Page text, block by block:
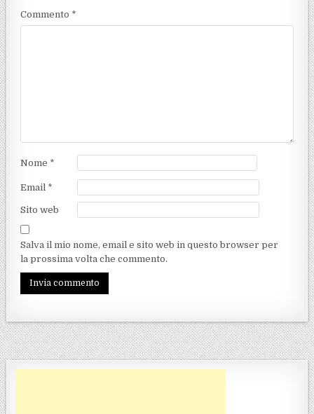
Commento *
Nome *
Email *
Sito web
Salva il mio nome, email e sito web in questo browser per
la prossima volta che commento.